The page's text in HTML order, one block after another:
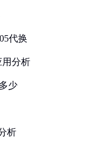
代换
用分析
少
析